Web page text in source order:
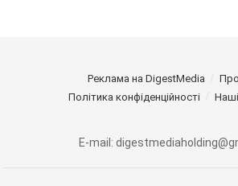
Реклама на DigestMedia
Політика конфіденційності
E-mail: